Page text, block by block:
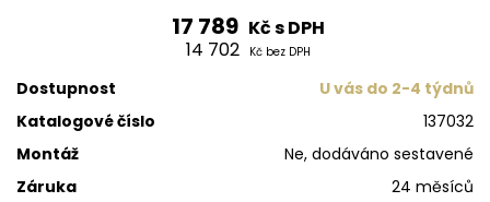
17 789 Kč s DPH
14 702
Kč bez DPH
Dostupnost
U vás do 2-4 týdnů
Katalogové číslo
137032
Montáž
Ne, dodáváno sestavené
Záruka
24 měsíců